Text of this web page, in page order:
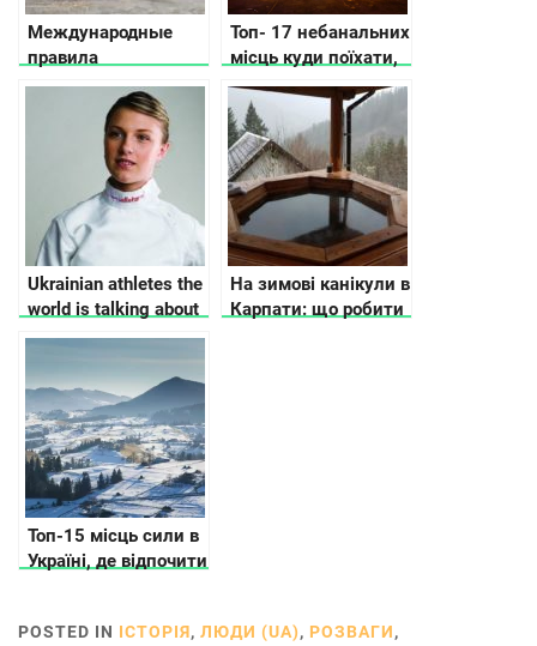
Международные
правила
автоперевозки
фруктов и овощей в
Топ- 17 небанальних
місць куди поїхати,
що подивитись на
зимові свята в
Україні
Ukrainian athletes the
world is talking about
На зимові канікули в
Карпати: що робити
Топ-15 місць сили в
Україні, де відпочити
POSTED IN ІСТОРІЯ, ЛЮДИ (UA), РОЗВАГИ,